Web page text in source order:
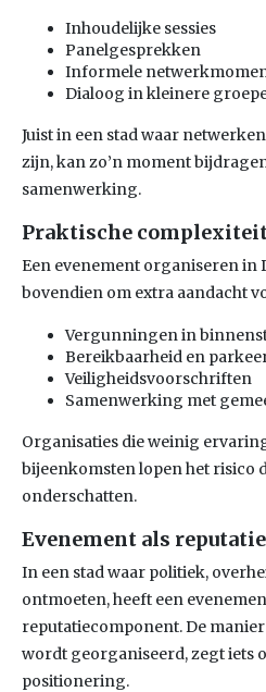
Inhoudelijke sessies
Panelgesprekken
Informele
Dialoog in kleinere
Juist in een stad waar
zijn, kan zo’n moment
samenwerking.
Praktische
Een evenement organiseren in
bovendien om extra aandacht
Vergunningen in
Bereikbaarheid en
Veiligheidsvoorschriften
Samenwerking met
Organisaties die weinig
bijeenkomsten lopen het risico
onderschatten.
Evenement als
In een stad waar politiek,
ontmoeten, heeft een
reputatiecomponent. De
wordt georganiseerd, zegt iets
positionering.